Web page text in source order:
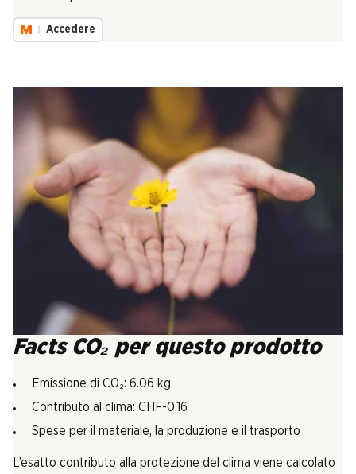
Accedere
Facts CO₂ per questo prodotto
Emissione di CO₂: 6.06 kg
Contributo al clima: CHF-0.16
Spese per il materiale, la produzione e il trasporto
L’esatto contributo alla protezione del clima viene calcolato